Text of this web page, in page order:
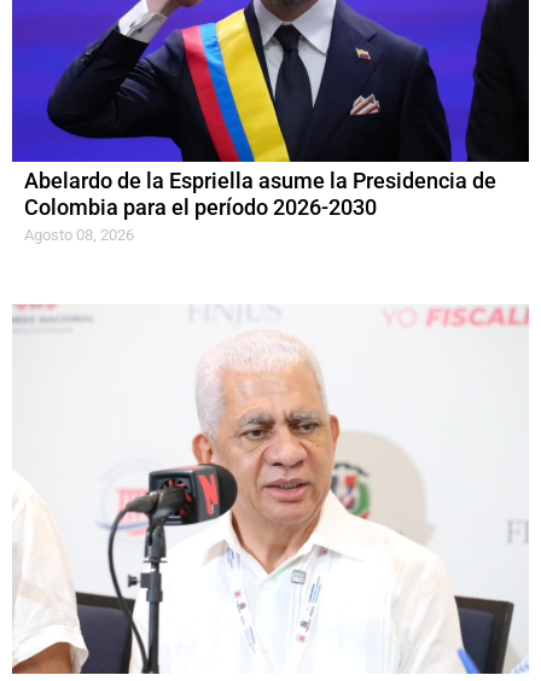
Abelardo de la Espriella asume la Presidencia de
Colombia para el período 2026-2030
Agosto 08, 2026